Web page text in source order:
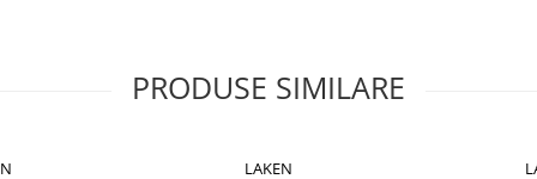
PRODUSE SIMILARE
LAKEN